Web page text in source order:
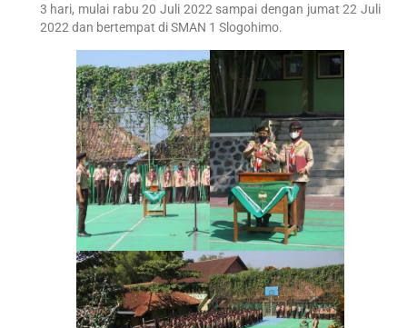
3 hari, mulai rabu 20 Juli 2022 sampai dengan jumat 22 Juli
2022 dan bertempat di SMAN 1 Slogohimo.